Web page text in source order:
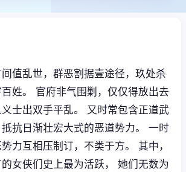
值乱世，群恶割据壹途径，玖处杀
姓。 官府非气围剿，仅仅得放出去
士出双手平乱。 又时常包含正道武
抗日渐壮宏大式的恶道势力。 一时
力互相压制订，不类于方。 其中，
女侠们史上最为活跃， 她们无数为